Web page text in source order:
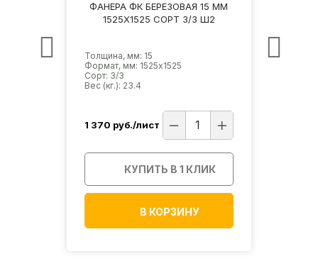
ФАНЕРА ФК БЕРЕЗОВАЯ 15 ММ
1525Х1525 СОРТ 3/3 Ш2
Толщина, мм: 15
Формат, мм: 1525х1525
Сорт: 3/3
Вес (кг.): 23.4
1 370 руб./лист
КУПИТЬ В 1 КЛИК
В КОРЗИНУ